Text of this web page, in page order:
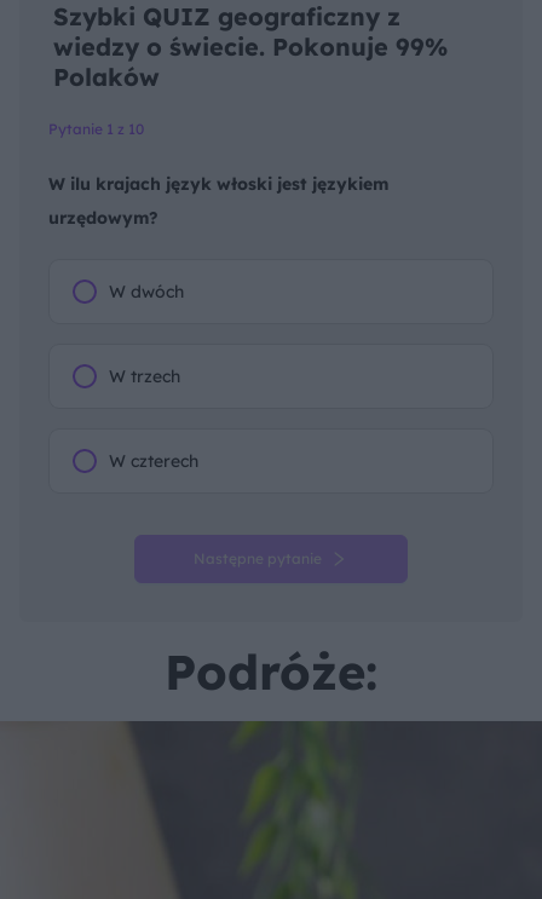
Szybki QUIZ geograficzny z
wiedzy o świecie. Pokonuje 99%
Polaków
Pytanie 1 z 10
W ilu krajach język włoski jest językiem
urzędowym?
W dwóch
W trzech
W czterech
Następne pytanie
Podróże: